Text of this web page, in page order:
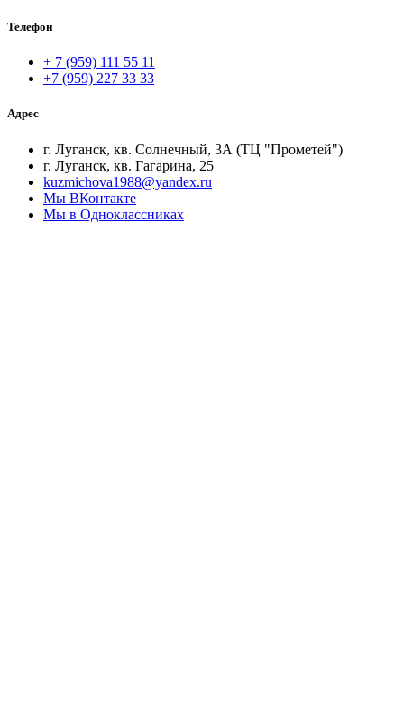
Телефон
+ 7 (959) 111 55 11
+7 (959) 227 33 33
Адрес
г. Луганск, кв. Солнечный, 3А (ТЦ "Прометей")
г. Луганск, кв. Гагарина, 25
kuzmichova1988@yandex.ru
Мы ВКонтакте
Мы в Одноклассниках